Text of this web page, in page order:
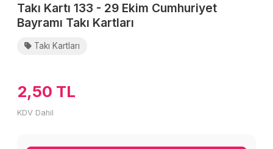
Takı Kartı 133 - 29 Ekim Cumhuriyet
Bayramı Takı Kartları
Takı Kartları
2,50 TL
KDV Dahil